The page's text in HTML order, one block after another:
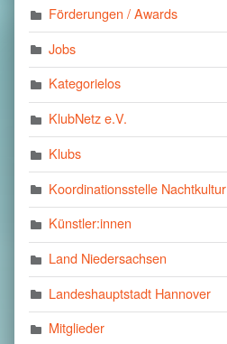
Förderungen / Awards
Jobs
Kategorielos
KlubNetz e.V.
Klubs
Koordinationsstelle
Künstler:innen
Land Niedersachsen
Landeshauptstadt Hannover
Mitglieder